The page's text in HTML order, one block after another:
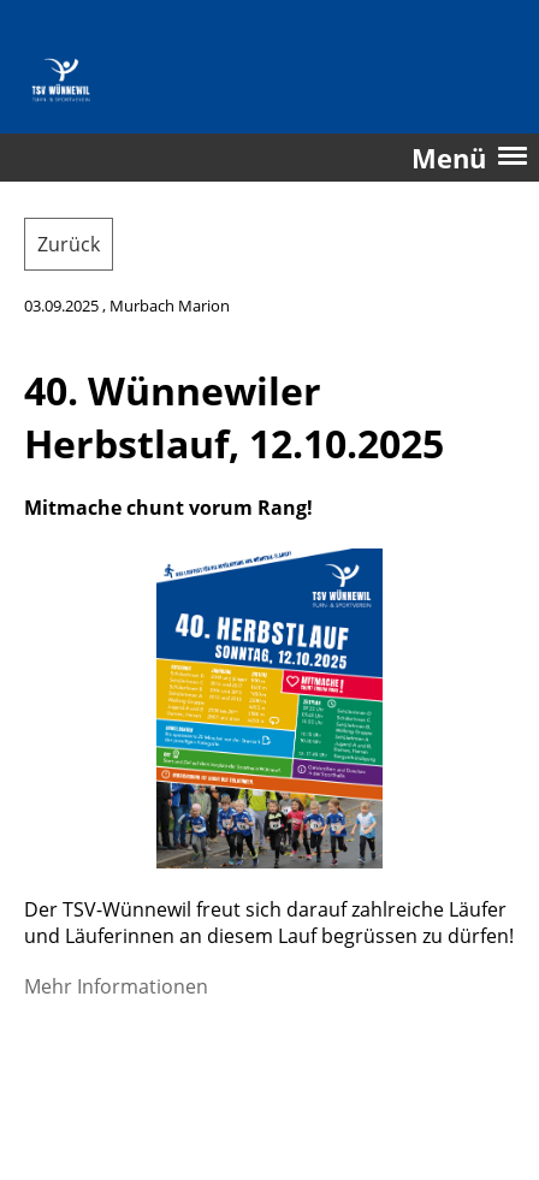
Menü
Zurück
03.09.2025, Murbach Marion
40. Wünnewiler
Herbstlauf, 12.10.2025
Mitmache chunt vorum Rang!
Der TSV-Wünnewil freut sich darauf zahlreiche Läufer
und Läuferinnen an diesem Lauf begrüssen zu dürfen!
Mehr Informationen